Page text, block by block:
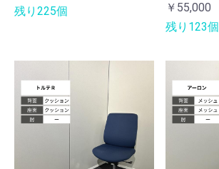
残り225個
￥55,000
残り123個